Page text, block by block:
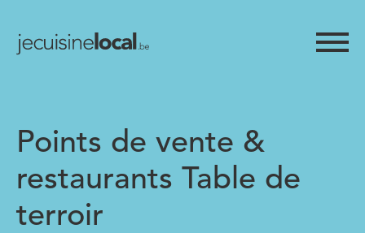
Points de vente &
restaurants Table de
terroir